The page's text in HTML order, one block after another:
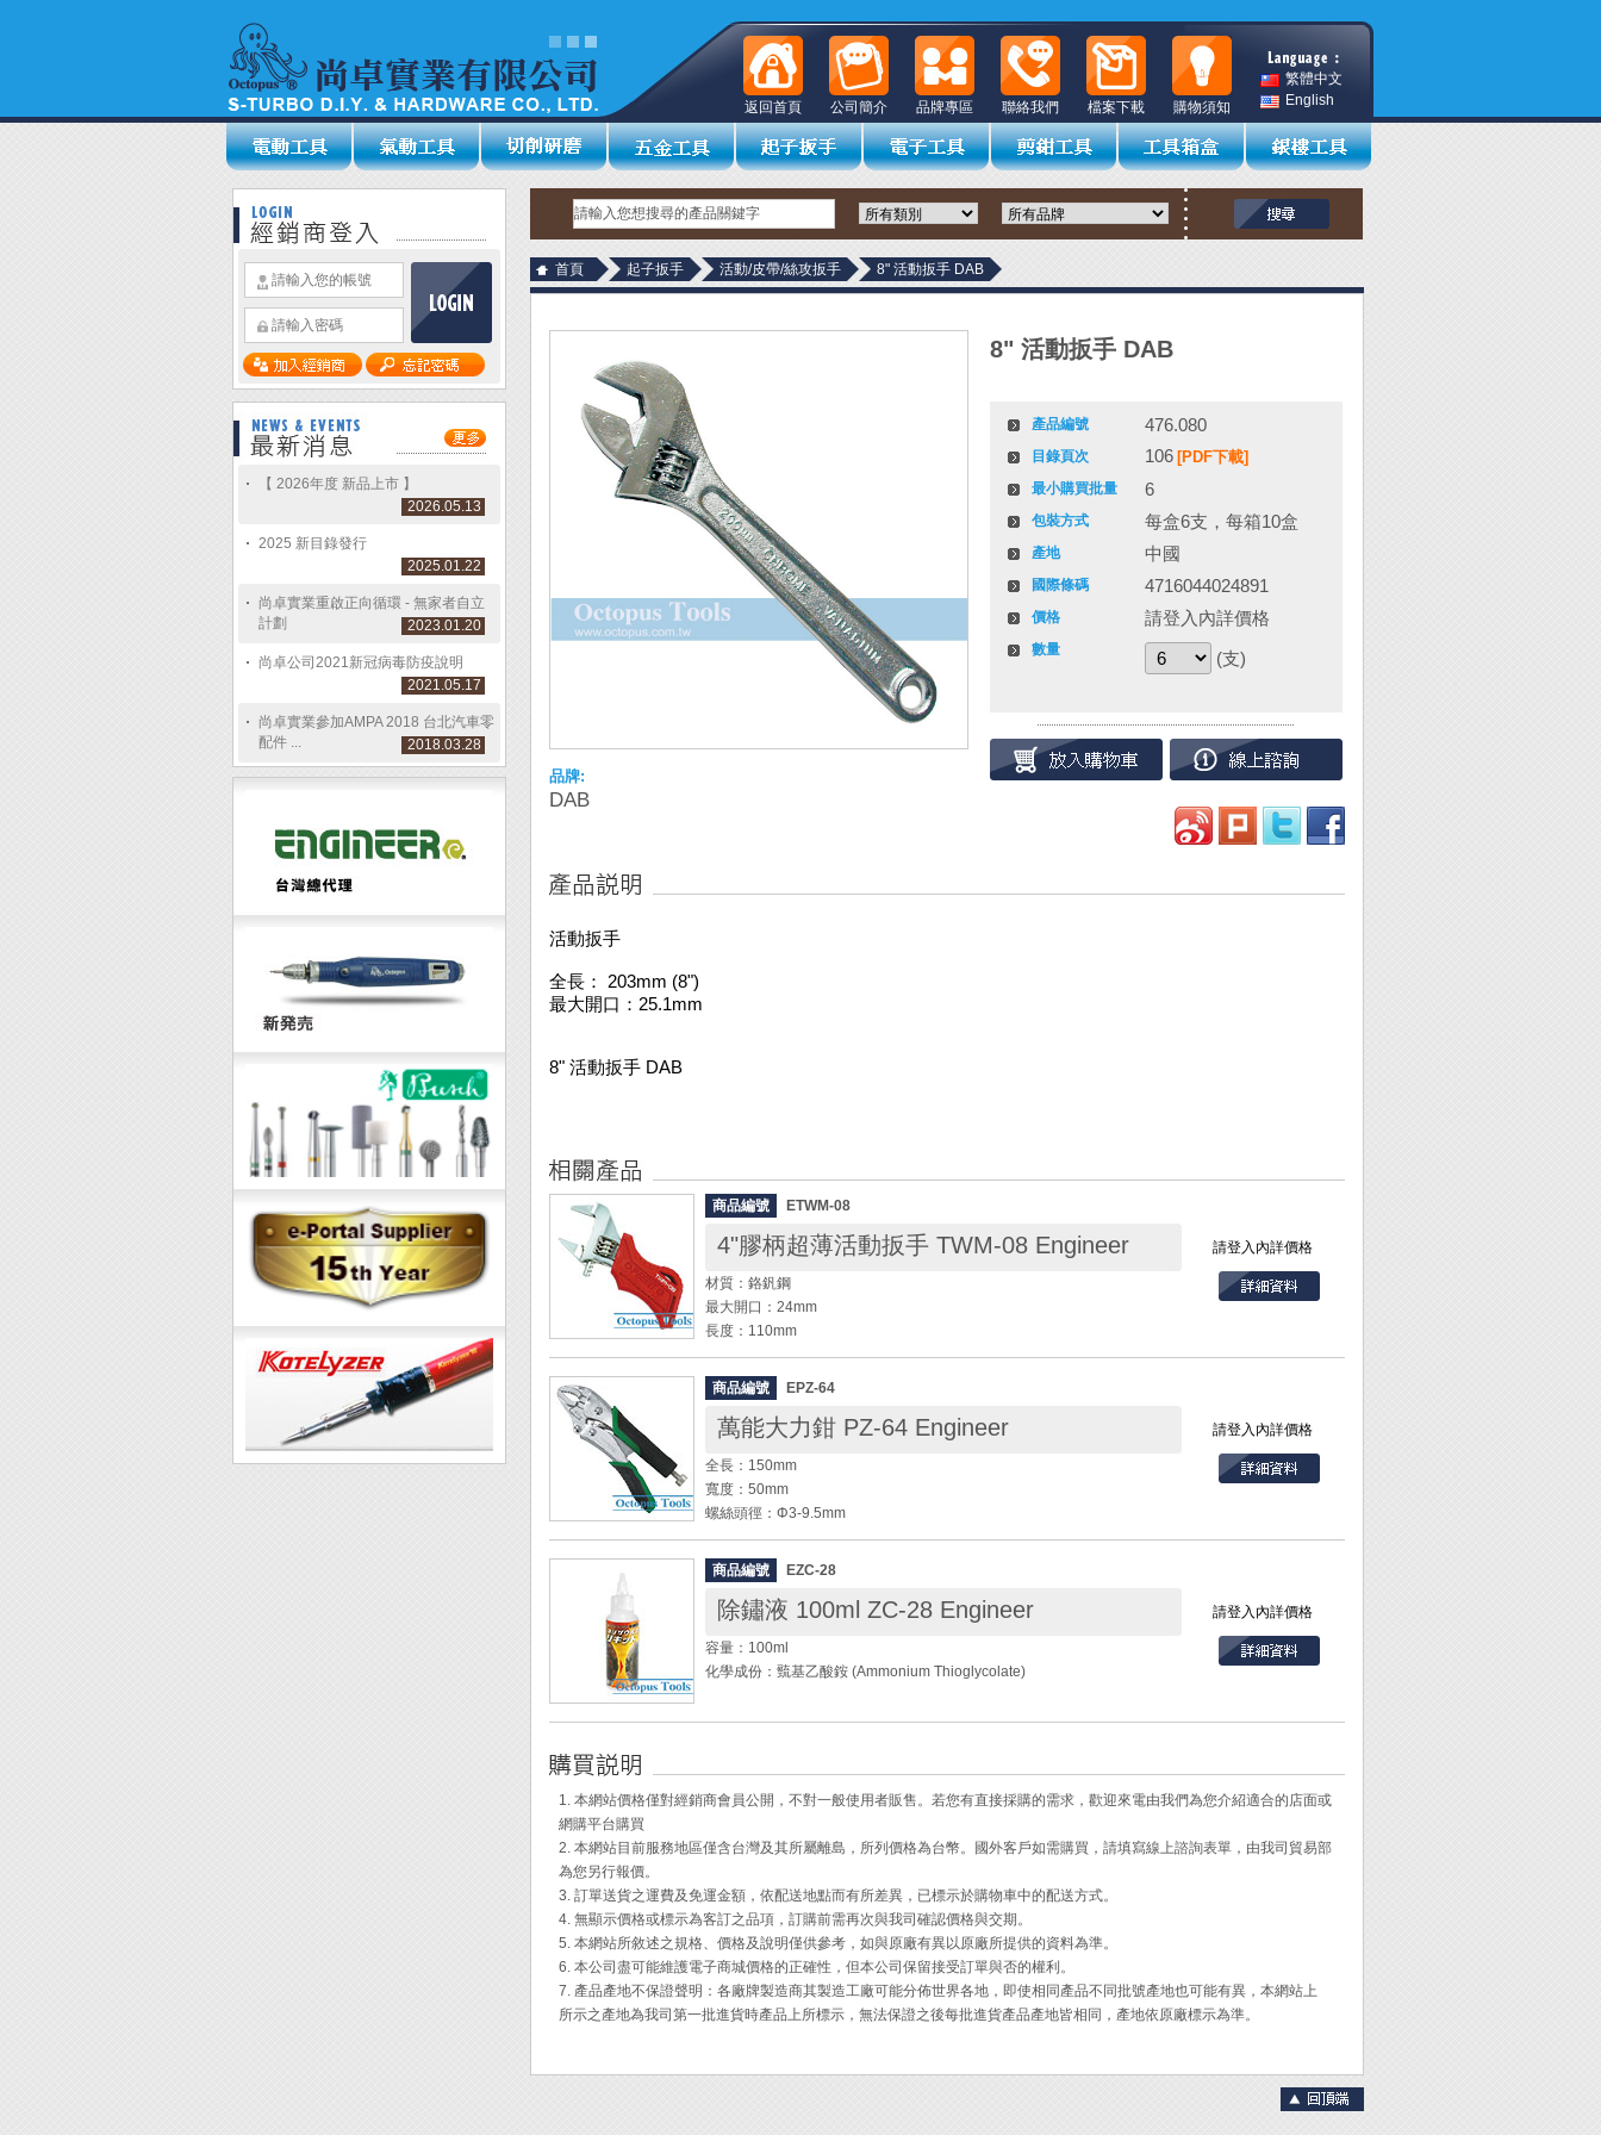
繁體中文
English
購物須知
檔案下載
聯絡我們
品牌專區
公司簡介
返回首頁
【 2026年度 新品上市 】
2026.05.13
2025 新目錄發行
2025.01.22
尚卓實業重啟正向循環 - 無家者自立
計劃
2023.01.20
尚卓公司2021新冠病毒防疫說明
2021.05.17
尚卓實業參加AMPA 2018 台北汽車零
配件 ...
2018.03.28
首頁 起子扳手 活動/皮帶/絲攻扳手 8" 活動扳手 DAB
品牌:
DAB
8" 活動扳手 DAB
產品編號 476.080
目錄頁次 106 [PDF下載]
最小購買批量 6
包裝方式 每盒6支，每箱10盒
產地 中國
國際條碼 4716044024891
價格 請登入內詳價格
數量 (支)
活動扳手
全長： 203mm (8")
最大開口：25.1mm
8" 活動扳手 DAB
商品編號 ETWM-08
4"膠柄超薄活動扳手 TWM-08 Engineer 請登入內詳價格
材質：鉻釩鋼
最大開口：24mm
長度：110mm
重量：85g
適用螺栓和螺母尺寸：M16以下
◆ 口袋大小，方便隨身攜帶。
◆ 適用範圍：
1. 調整桌子、椅子、櫥櫃、家具...等輪腳。
2. BNC/TNC 訊號接頭、同軸連接器
3. 摩托車、腳踏車、汽車各處的螺栓螺帽等。
商品編號 EPZ-64
萬能大力鉗 PZ-64 Engineer 請登入內詳價格
全長：150mm
寬度：50mm
螺絲頭徑：Φ3-9.5mm
鉗口最大開口：38mm
重量：205g
鉗口硬度：HRC57±3
本體材質：鉻鉬鋼(Cr-Mo)
剪軟鐵線能力：Φ1.6mm
◆ 日本萬能大力螺絲鉗，咬合精準且咬力超強，可輕易轉起生銹、崩牙螺
◆ Engineer 獨家專利的直溝+橫溝鉗口設計，使磨擦力最大，可緊咬物件。
◆ 鉗口可調整以適合被夾持物件的大小。
◆ TPR柔軟膠柄包覆，提供最高舒適度。
[操作步驟]：
1. 鬆開手柄尾端的調節旋鈕。
2. 使鉗子頂端的開口寬度調至螺絲頭的直徑大小。
3. 順時針方向旋緊尾端的調節旋鈕約1/2圈。
4. 此支PZ-64萬能大力鉗因鉗口有特殊的直溝槽設計，故可緊咬住螺絲。
5. 拔除螺絲後，使用雙手的力量將手柄部拉開。
商品編號 EZC-28
除鏽液 100ml ZC-28 Engineer 請登入內詳價格
容量：100ml
化學成份：巰基乙酸銨 (Ammonium Thioglycolate)
◆ 暴龍鉗的最佳盟友。
◆ 特別適用於汽車、機車、農機、船舶、管線上的鏽蝕螺絲除鏽。
1. 倒出適量除鏽液至生鏽的螺絲上。
2. 除鏽液觸碰到鐵鏽會馬上產生除鏽的化學反應，並轉至紫色。
3. 當液體徹底滲入螺絲及產生反應後，即可移除螺絲。
4. 取下後以清水洗淨螺絲。
5. 請留意螺絲金屬部份上的污漬。
1. 本網站價格僅對經銷商會員公開，不對一般使用者販售。若您有直接採購的需求，歡迎來電由我們為您介紹適合的店面或
網購平台購買
2. 本網站目前服務地區僅含台灣及其所屬離島，所列價格為台幣。國外客戶如需購買，請填寫線上諮詢表單，由我司貿易部
為您另行報價。
3. 訂單送貨之運費及免運金額，依配送地點而有所差異，已標示於購物車中的配送方式。
4. 無顯示價格或標示為客訂之品項，訂購前需再次與我司確認價格與交期。
5. 本網站所敘述之規格、價格及說明僅供參考，如與原廠有異以原廠所提供的資料為準。
6. 本公司盡可能維護電子商城價格的正確性，但本公司保留接受訂單與否的權利。
7. 產品產地不保證聲明：各廠牌製造商其製造工廠可能分佈世界各地，即使相同產品不同批號產地也可能有異，本網站上
所示之產地為我司第一批進貨時產品上所標示，無法保證之後每批進貨產品產地皆相同，產地依原廠標示為準。